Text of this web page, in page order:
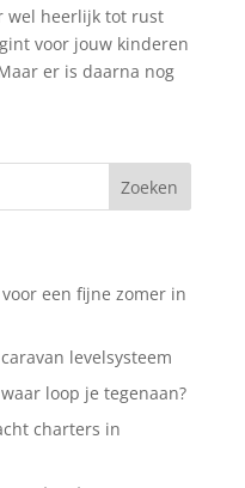
wel heerlijk tot rust
voor jouw kinderen
er is daarna nog
een fijne zomer in
levelsysteem
loop je tegenaan?
charters in